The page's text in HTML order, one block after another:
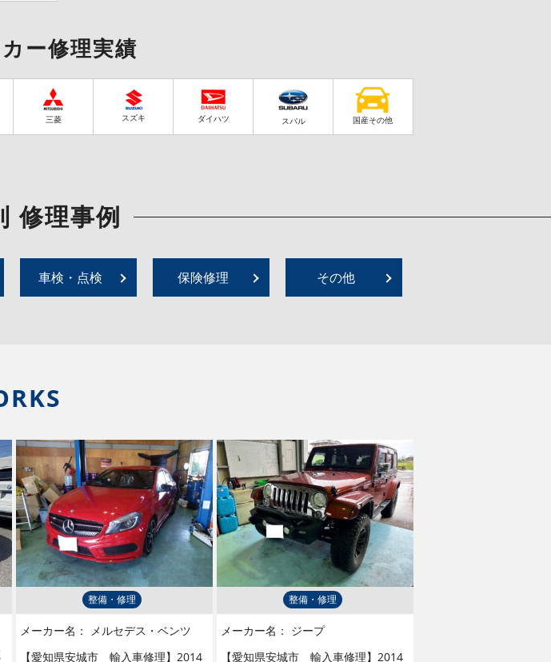
ー修理実績
三菱 スズキ ダイハツ スバル 国産その他
修理事例
車検・点検 保険修理 その他
整備・修理
メーカー名：
メルセデス・ベンツ
【愛知県安城市 輸入車修理】2014
整備・修理
メーカー名： ジープ
【愛知県安城市 輸入車修理】2014